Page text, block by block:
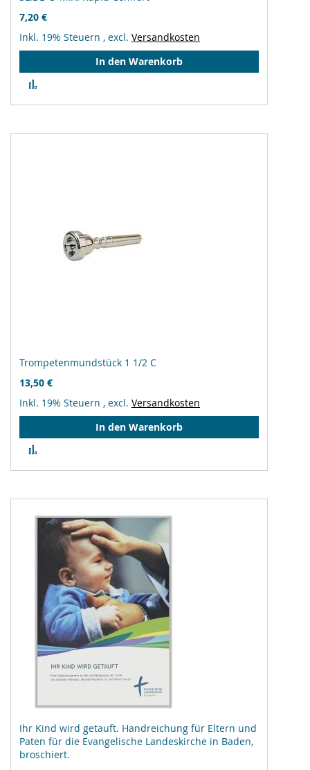
7,20 €
Inkl. 19% Steuern , excl. Versandkosten
In den Warenkorb
hinzufügen
Trompetenmundstück 1 1/2 C
13,50 €
Inkl. 19% Steuern , excl. Versandkosten
In den Warenkorb
hinzufügen
Ihr Kind wird getauft. Handreichung für Eltern und
Paten für die Evangelische Landeskirche in Baden,
broschiert.